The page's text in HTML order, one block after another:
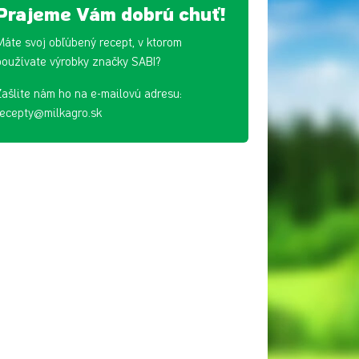
Vám dobrú chuť!
svoj obľúbený recept, v ktorom
výrobky značky SABI?
nám ho na e-mailovú adresu: